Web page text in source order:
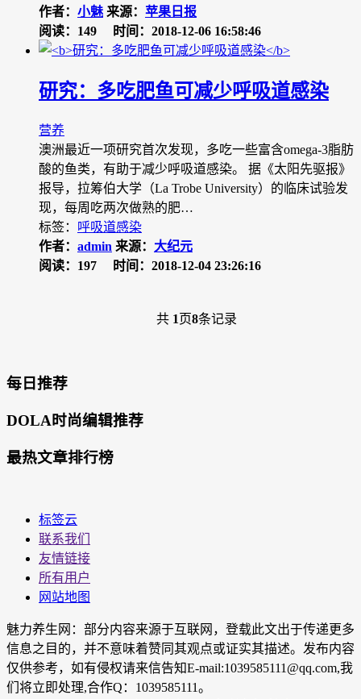
作者： 小魅 来源： 苹果日报
阅读：149
时间：2018-12-06 16:58:46
研究：多吃肥鱼可减少呼吸道感染
营养
澳洲最近一项研究首次发现，多吃一些富含omega-3脂肪
酸的鱼类，有助于减少呼吸道感染。 据《太阳先驱报》
报导，拉筹伯大学（La Trobe University）的临床试验发
现，每周吃两次做熟的肥…
标签：
呼吸道感染
作者： admin 来源： 大纪元
阅读：197
时间：2018-12-04 23:26:16
共 1页8条记录
每日推荐
DOLA时尚编辑推荐
最热文章排行榜
标签云
联系我们
友情链接
所有用户
网站地图
魅力养生网：部分内容来源于互联网，登载此文出于传递更多
信息之目的，并不意味着赞同其观点或证实其描述。发布内容
仅供参考，如有侵权请来信告知E-mail:1039585111@qq.com,我
们将立即处理,合作Q：1039585111。